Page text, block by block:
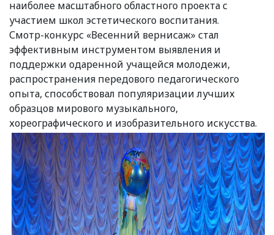
наиболее масштабного областного проекта с
участием школ эстетического воспитания.
Смотр-конкурс «Весенний вернисаж» стал
эффективным инструментом выявления и
поддержки одаренной учащейся молодежи,
распространения передового педагогического
опыта, способствовал популяризации лучших
образцов мирового музыкального,
хореографического и изобразительного искусства.